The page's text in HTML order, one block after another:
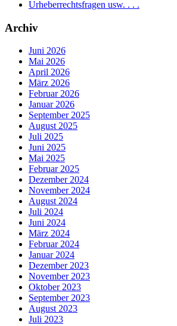
Urheberrechtsfragen usw. . . .
Archiv
Juni 2026
Mai 2026
April 2026
März 2026
Februar 2026
Januar 2026
September 2025
August 2025
Juli 2025
Juni 2025
Mai 2025
Februar 2025
Dezember 2024
November 2024
August 2024
Juli 2024
Juni 2024
März 2024
Februar 2024
Januar 2024
Dezember 2023
November 2023
Oktober 2023
September 2023
August 2023
Juli 2023